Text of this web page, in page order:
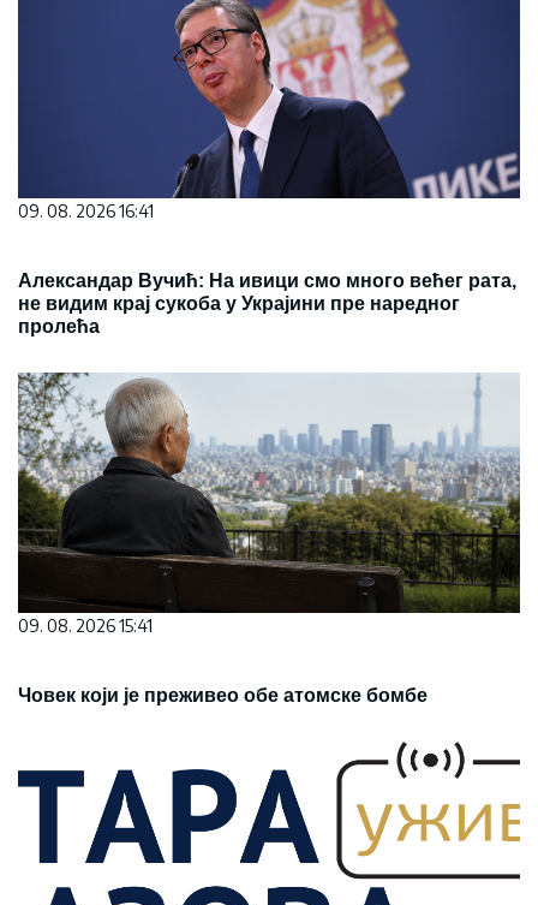
09. 08. 2026 16:41
Александар Вучић: На ивици смо много већег рата,
не видим крај сукоба у Украјини пре наредног
пролећа
09. 08. 2026 15:41
Човек који је преживео обе атомске бомбе